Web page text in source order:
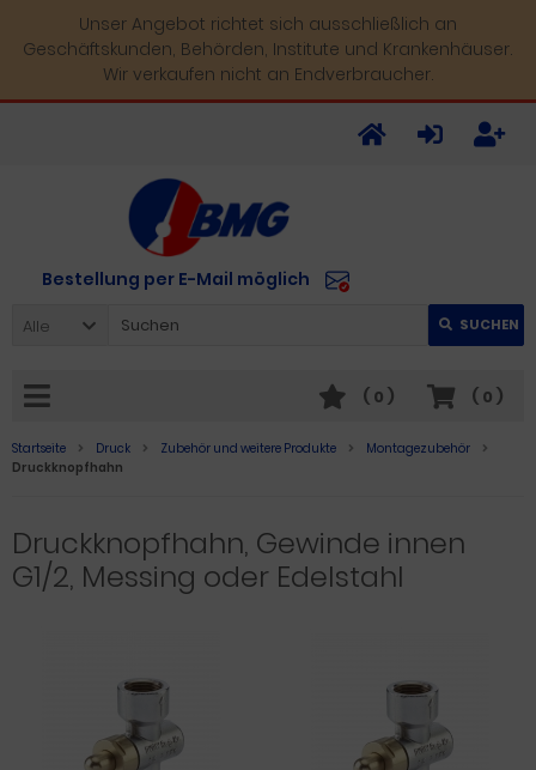
Unser Angebot richtet sich ausschließlich an
Geschäftskunden, Behörden, Institute und Krankenhäuser.
Wir verkaufen nicht an Endverbraucher.
Bestellung per E-Mail möglich
Alle SUCHEN
( 0 )
( 0 )
Startseite Druck Zubehör und weitere Produkte
Montagezubehör
Druckknopfhahn
Druckknopfhahn, Gewinde innen
G1/2, Messing oder Edelstahl